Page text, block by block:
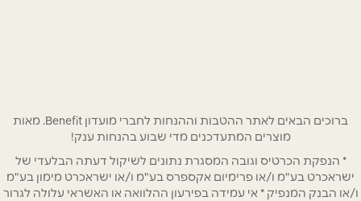
נושא*
אנא חזרו אלי בקשר ל...
ברוכים הבאים לאתר ההטבות וההנחות לחברי מועדון Benefit. מאות
מוצרים המתעדכנים מדי שבוע בהנחות ענק!
* הנפקת הכרטיס וגובה המסגרת נתונים לשיקול דעתה הבלעדי של
ישראכרט בע"מ ו/או פרימיום אקספרס בע"מ ו/או ישראכרט מימון בע"מ
ו/או הבנק המנפיק * אי עמידה בפירעון ההלוואה או האשראי עלולה לגרור